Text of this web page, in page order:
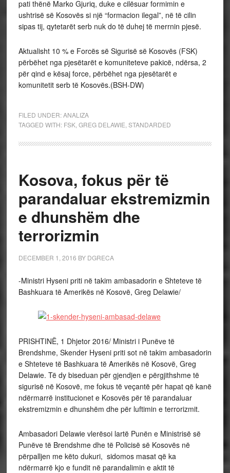
pati thënë Marko Gjuriq, duke e cilësuar formimin e
ushtrisë së Kosovës si një “formacion ilegal”, në të cilin
sipas tij, qytetarët serb nuk do të duhej të merrnin pjesë.
Aktualisht 10 % e Forcës së Sigurisë së Kosovës (FSK)
përbëhet nga pjesëtarët e komuniteteve pakicë, ndërsa, 2
për qind e kësaj force, përbëhet nga pjesëtarët e
komunitetit serb të Kosovës.(BSH-DW)
FILED UNDER:ANALIZA
TAGGED WITH: FSK, GREG DELAWIE STANDARDED
Kosova, fokus për të
parandaluar ekstremizmin
e dhunshëm dhe
terrorizmin
DECEMBER 1, 2016 BY DGRECA
-Ministri Hyseni priti në takim ambasadorin e Shteteve të
Bashkuara të Amerikës në Kosovë, Greg Delawie/
PRISHTINË, 1 Dhjetor 2016/ Ministri i Punëve të
Brendshme, Skender Hyseni priti sot në takim ambasadorin
e Shteteve të Bashkuara të Amerikës në Kosovë, Greg
Delawie. Të dy biseduan për gjendjen e përgjithshme të
sigurisë në Kosovë, me fokus të veçantë për hapat që kanë
ndërmarrë institucionet e Kosovës për të parandaluar
ekstremizmin e dhunshëm dhe për luftimin e terrorizmit.
Ambasadori Delawie vlerësoi lartë Punën e Ministrisë së
Punëve të Brendshme dhe të Policisë së Kosovës në
përpalljen me këto dukuri, sidomos masat që ka
ndërmarrë kjo e fundit në parandalimin e aktit të